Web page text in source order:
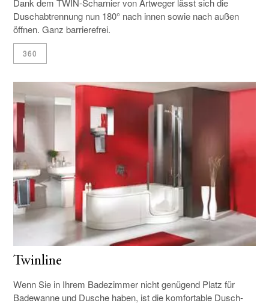
Dank dem TWIN-Scharnier von Artweger lässt sich die
Duschabtrennung nun 180° nach innen sowie nach außen
öffnen. Ganz barrierefrei.
360
Twinline
Wenn Sie in Ihrem Badezimmer nicht genügend Platz für
Badewanne und Dusche haben, ist die komfortable Dusch-